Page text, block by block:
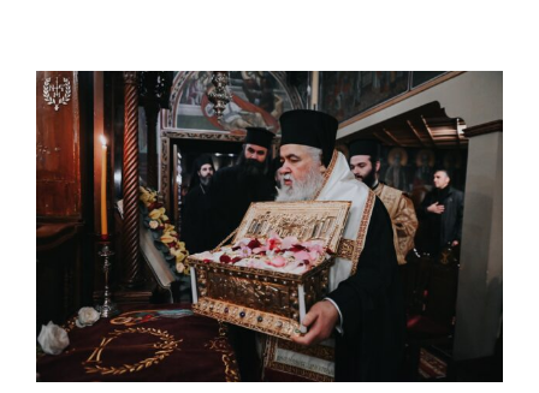
Προβολή
μεγαλύτερης
εικόνας